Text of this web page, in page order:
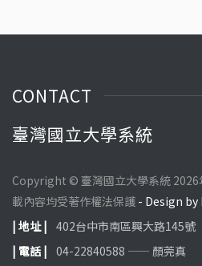
CONTACT
臺灣國立大學系統
Copyright © 臺灣國立大學系統 2026
載內容均受著作權法保護 - Design by
| 地址 | 402台中市南區興大路145號
| 電話 | 04-22840588 —— 顏莞真